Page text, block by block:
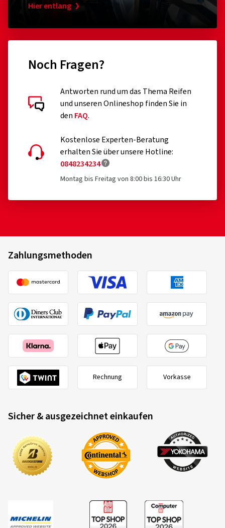
Hier entlang
Noch Fragen?
Antworten rund um das Thema Reifen
und unseren Onlineshop finden Sie in
den FAQ.
Kostenlose Experten-Beratung
erhalten Sie über unsere Hotline:
0848234234
Montag bis Freitag von 8:00 bis 16:30 Uhr
Zahlungsmethoden
Rechnung Vorkasse
Sicher & ausgezeichnet einkaufen